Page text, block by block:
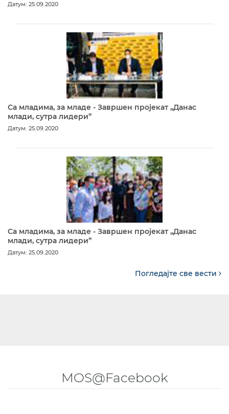
Датум: 25.09.2020
Са младима, за младе - Завршен пројекат „Данас
млади, сутра лидери”
Датум: 25.09.2020
Са младима, за младе - Завршен пројекат „Данас
млади, сутра лидери”
Датум: 25.09.2020
Погледајте све вести
MOS@Facebook